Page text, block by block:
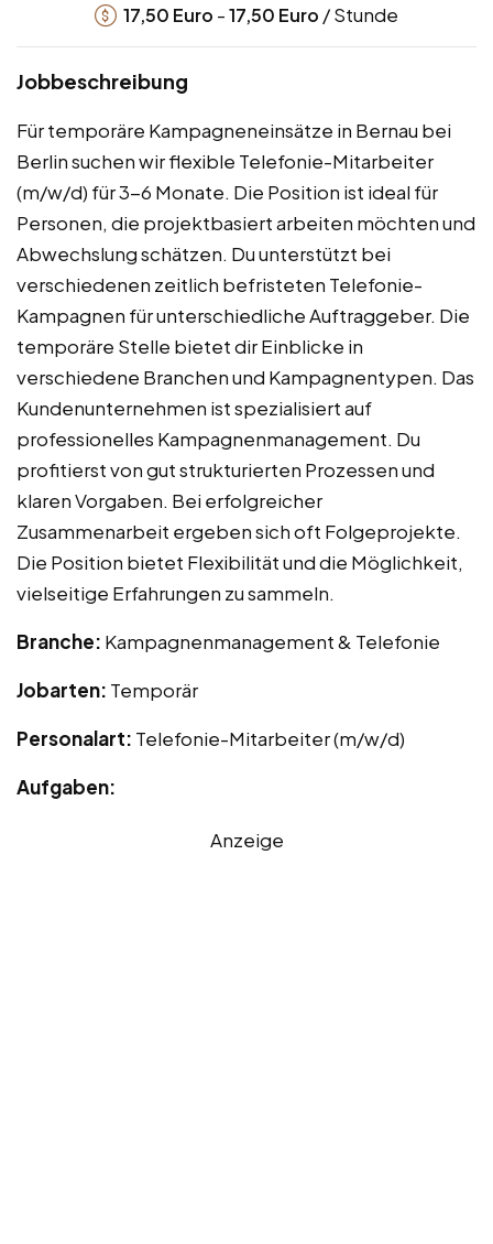
17,50 Euro -17,50 Euro / Stunde
Jobbeschreibung
Für temporäre Kampagneneinsätze in Bernau bei
Berlin suchen wir flexible Telefonie-Mitarbeiter
(m/w/d) für 3-6 Monate. Die Position ist ideal für
Personen, die projektbasiert arbeiten möchten und
Abwechslung schätzen. Du unterstützt bei
verschiedenen zeitlich befristeten Telefonie-
Kampagnen für unterschiedliche Auftraggeber. Die
temporäre Stelle bietet dir Einblicke in
verschiedene Branchen und Kampagnentypen. Das
Kundenunternehmen ist spezialisiert auf
professionelles Kampagnenmanagement. Du
profitierst von gut strukturierten Prozessen und
klaren Vorgaben. Bei erfolgreicher
Zusammenarbeit ergeben sich oft Folgeprojekte.
Die Position bietet Flexibilität und die Möglichkeit,
vielseitige Erfahrungen zu sammeln.
Branche: Kampagnenmanagement & Telefonie
Jobarten: Temporär
Personalart: Telefonie-Mitarbeiter (m/w/d)
Aufgaben:
Anzeige